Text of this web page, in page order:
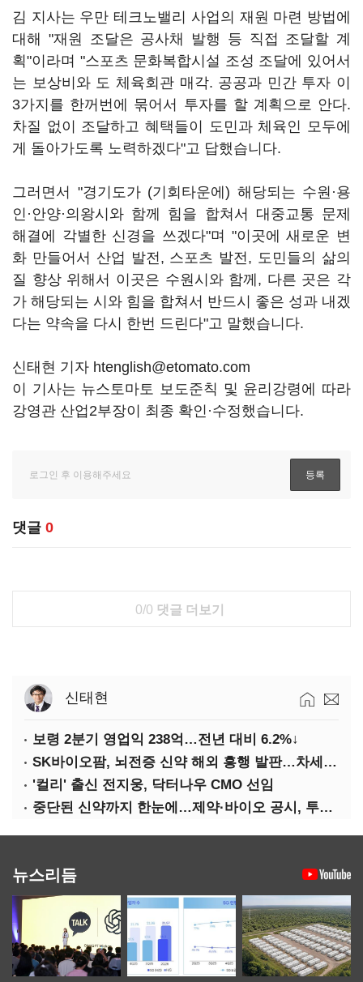
김 지사는 우만 테크노밸리 사업의 재원 마련 방법에
대해 "재원 조달은 공사채 발행 등 직접 조달할 계
획"이라며 "스포츠 문화복합시설 조성 조달에 있어서
는 보상비와 도 체육회관 매각. 공공과 민간 투자 이
3가지를 한꺼번에 묶어서 투자를 할 계획으로 안다.
차질 없이 조달하고 혜택들이 도민과 체육인 모두에
게 돌아가도록 노력하겠다"고 답했습니다.
그러면서 "경기도가 (기회타운에) 해당되는 수원·용
인·안양·의왕시와 함께 힘을 합쳐서 대중교통 문제
해결에 각별한 신경을 쓰겠다"며 "이곳에 새로운 변
화 만들어서 산업 발전, 스포츠 발전, 도민들의 삶의
질 향상 위해서 이곳은 수원시와 함께, 다른 곳은 각
가 해당되는 시와 힘을 합쳐서 반드시 좋은 성과 내겠
다는 약속을 다시 한번 드린다"고 말했습니다.
신태현 기자 htenglish@etomato.com
이 기사는 뉴스토마토 보도준칙 및 윤리강령에 따라
강영관 산업2부장이 최종 확인·수정했습니다.
댓글 0
0/0 댓글 더보기
신태현
보령 2분기 영업익 238억…전년 대비 6.2%↓
SK바이오팜, 뇌전증 신약 해외 흥행 발판…차세대 신약 개발 속도
'컬리' 출신 전지웅, 닥터나우 CMO 선임
중단된 신약까지 한눈에…제약·바이오 공시, 투명해진다
뉴스리듬